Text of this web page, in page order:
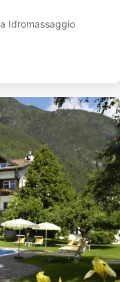
Idromassaggio